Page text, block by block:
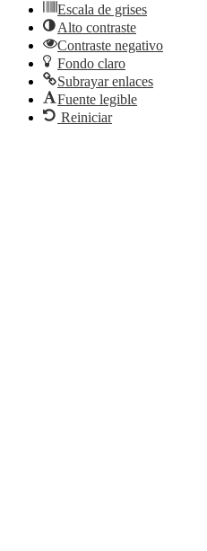
Escala de grises
Alto contraste
Contraste negativo
Fondo claro
Subrayar enlaces
Fuente legible
Reiniciar